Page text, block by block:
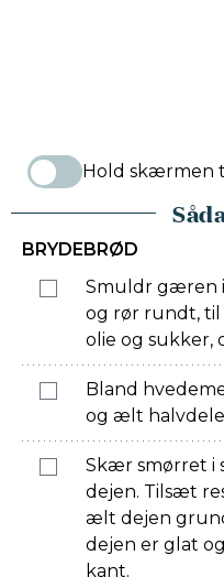
Hold skærmen
BRYDEBRØD
Smuldr gæren
og rør rundt,
olie og sukker,
Bland
og ælt
Skær smørret i
dejen. Tilsæt
ælt dejen
dejen er glat
kant.